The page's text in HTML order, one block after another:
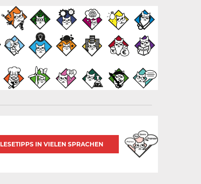
LESETIPPS IN VIELEN SPRACHEN